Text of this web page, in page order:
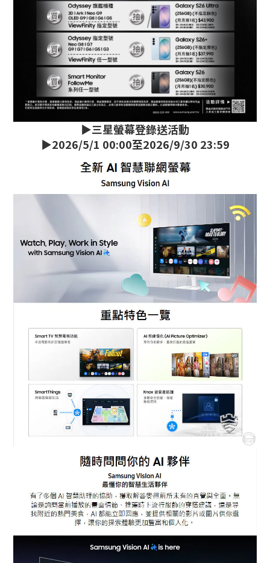
▶️三星螢幕登錄送活動
▶️2026/5/1 00:00至2026/9/30 23:59